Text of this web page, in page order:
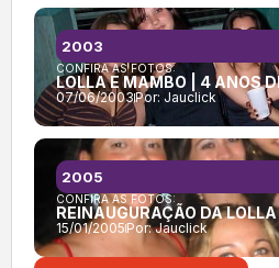
CONFIRA AS FOTOS:
LOLLA E MAMBO | 4 ANOS
07/06/2003Por: Jauclick
2003
CONFIRA AS FOTOS:
REINAUGURAÇÃO DA
15/01/2005 Por:Jauclick
2005